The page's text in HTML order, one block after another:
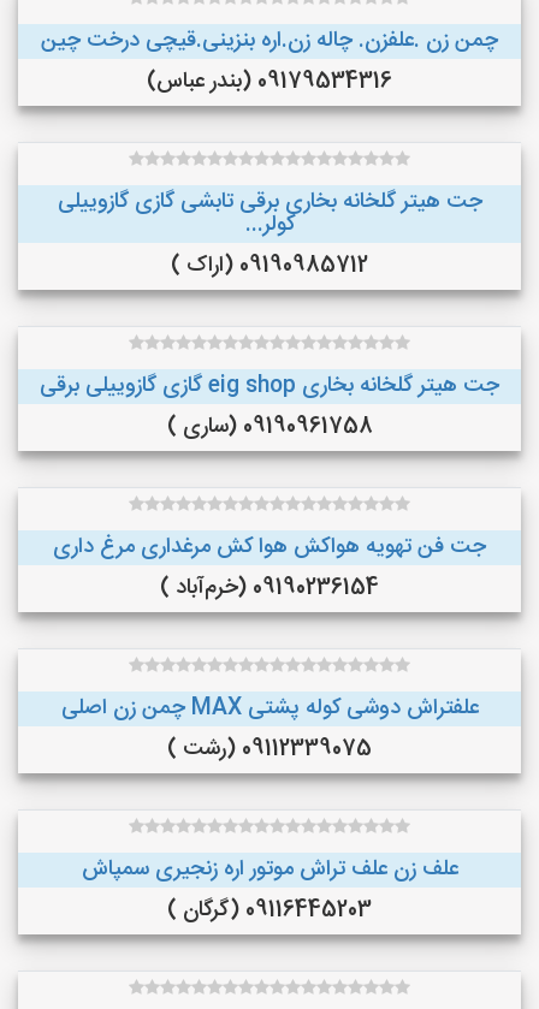
چمن زن .علفزن. چاله زن.اره بنزینی.قیچی درخت چین
09179534316 (بندر عباس)
جت هیتر گلخانه بخاری برقی تابشی گازی گازوییلی
کولر...
09190985712 (اراک )
جت هیتر گلخانه بخاری eig shop گازی گازوییلی برقی
09190961758 (ساری )
جت فن تهویه هواکش هوا کش مرغداری مرغ داری
09190236154 (خرم‌آباد )
علفتراش دوشی کوله پشتی MAX چمن زن اصلی
09112339075 (رشت )
علف زن علف تراش موتور اره زنجیری سمپاش
09116445203 (گرگان )